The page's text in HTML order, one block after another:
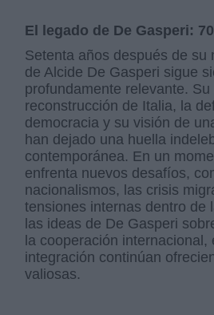
El legado de De Gasperi:
Setenta años después de su
de Alcide De Gasperi sigue
profundamente relevante.
reconstrucción de Italia, la
democracia y su visión de
han dejado una huella
contemporánea. En un
enfrenta nuevos desafíos,
nacionalismos, las crisis
tensiones internas dentro de
las ideas de De Gasperi
la cooperación internacional,
integración continúan
valiosas.